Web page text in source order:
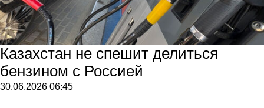
Казахстан не спешит делиться
бензином с Россией
30.06.2026 06:45